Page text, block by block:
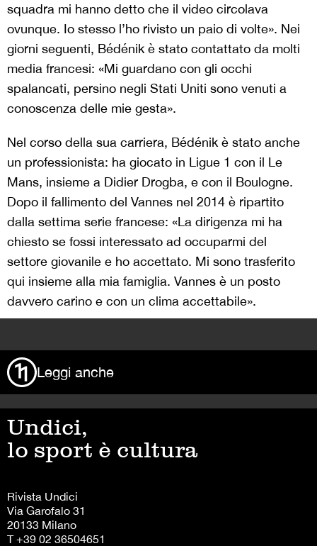
squadra mi hanno detto che il video circolava
ovunque. Io stesso l’ho rivisto un paio di volte». Nei
giorni seguenti, Bédénik è stato contattato da molti
media francesi: «Mi guardano con gli occhi
spalancati, persino negli Stati Uniti sono venuti a
conoscenza delle mie gesta».
Nel corso della sua carriera, Bédénik è stato anche
un professionista: ha giocato in Ligue 1 con il Le
Mans, insieme a Didier Drogba, e con il Boulogne.
Dopo il fallimento del Vannes nel 2014 è ripartito
dalla settima serie francese: «La dirigenza mi ha
chiesto se fossi interessato ad occuparmi del
settore giovanile e ho accettato. Mi sono trasferito
qui insieme alla mia famiglia. Vannes è un posto
davvero carino e con un clima accettabile».
Leggi anche
Undici,
lo sport è cultura
Rivista Undici
Via Garofalo 31
20133 Milano
T +39 02 36504651